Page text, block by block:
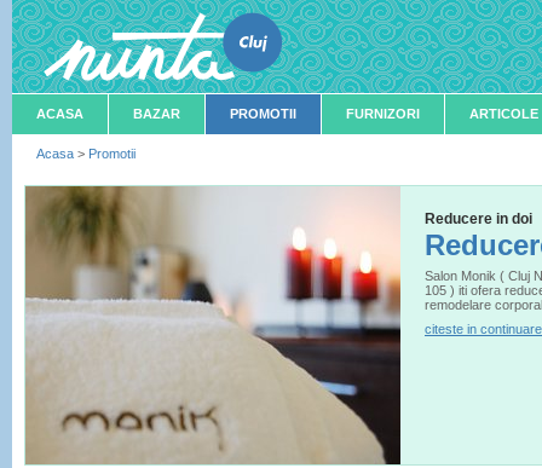
ACASA BAZAR PROMOTII FURNIZORI ARTICOLE
Acasa > Promotii
Reducere in doi
Salon Monik ( Cluj
105 ) iti ofera
remodelare
citeste in continuare